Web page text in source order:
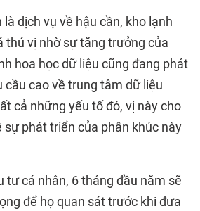
dịch vụ về hậu cần, kho lạnh
thú vị nhờ sự tăng trưởng của
hoa học dữ liệu cũng đang phát
cầu cao về trung tâm dữ liệu
cả những yếu tố đó, vị này cho
sự phát triển của phân khúc này
tư cá nhân, 6 tháng đầu năm sẽ
để họ quan sát trước khi đưa